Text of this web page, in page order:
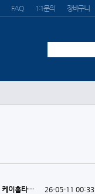
FAQ 1:1문의 장바구니
케이홈타… 26-05-11 00:33